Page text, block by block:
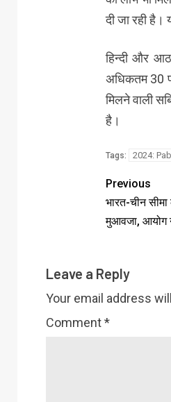
दी जा रही
हिन्दी और
अधिकतम 30
मिलने वाली
है।
Tags: 2024:
Previous
भारत-चीन
मुआवजा, आयोग
Leave a Reply
Your email address
Comment*